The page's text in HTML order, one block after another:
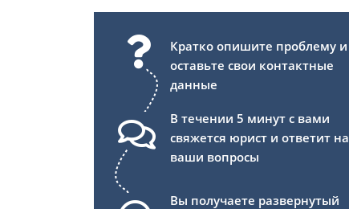
Кратко опишите проблему и
оставьте свои контактные
данные
В течении 5 минут с вами
свяжется юрист и ответит на
ваши вопросы
Вы получаете развернутый